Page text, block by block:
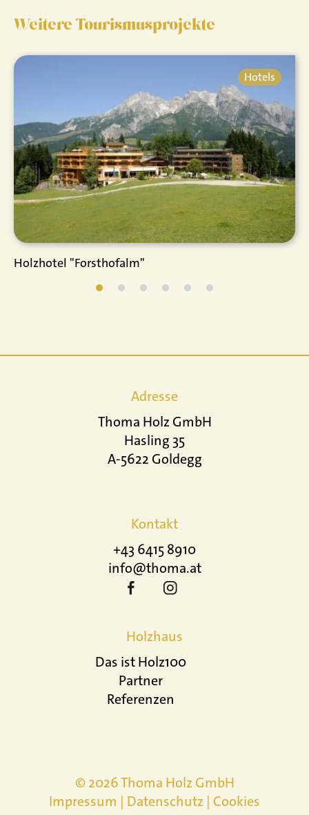
Weitere Tourismusprojekte
Hotels
Holzhotel "Forsthofalm"
Adresse
Thoma Holz GmbH
Hasling 35
A-5622 Goldegg
Kontakt
+43 6415 8910
info@thoma.at
Holzhaus
Das ist Holz100
Partner
Referenzen
© 2026 Thoma Holz GmbH
Impressum | Datenschutz | Cookies